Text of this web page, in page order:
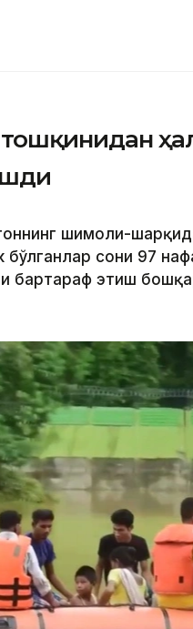
шимоли-
сони 97
бартараф этиш